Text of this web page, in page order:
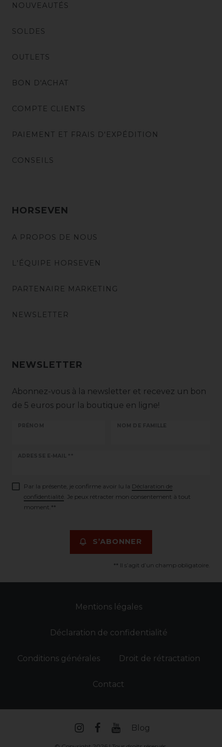
NOUVEAUTÉS
SOLDES
OUTLETS
BON D'ACHAT
COMPTE CLIENTS
PAIEMENT ET FRAIS D'EXPÉDITION
CONSEILS
HORSEVEN
A PROPOS DE NOUS
L'ÉQUIPE HORSEVEN
PARTENAIRE MARKETING
NEWSLETTER
NEWSLETTER
Abonnez-vous à la newsletter et recevez un bon
de 5 euros pour la boutique en ligne!
PRÉNOM NOM DE FAMILLE
ADRESSE E-MAIL **
Ceres::Template.newsletterHoneypotLabel
Par la présente, je confirme avoir lu la Déclaration de
confidentialité . Je peux rétracter mon consentement à tout
moment.**
S’ABONNER
** Il s’agit d’un champ obligatoire.
Mentions légales
Déclaration de confidentialité
Conditions générales Droit de rétractation
Contact
Blog